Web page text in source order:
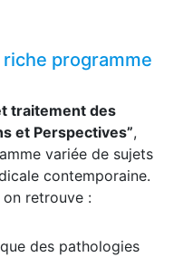
riche programme
traitement des
et Perspectives”,
variée de sujets
contemporaine.
on retrouve :
des pathologies